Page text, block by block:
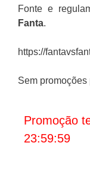
Fonte e
Fanta.
https://
Sem promoções
Promoção
23:59:59